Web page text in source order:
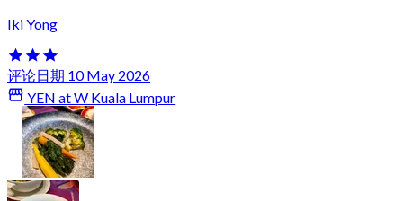
Iki Yong
评论日期 10 May 2026
YEN at W Kuala Lumpur